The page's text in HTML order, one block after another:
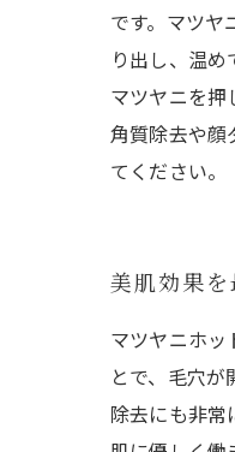
です。マツヤ
り出し、温
マツヤニを押
角質除去や顔
てください。
美肌効果
マツヤニホッ
とで、毛穴
除去にも非常